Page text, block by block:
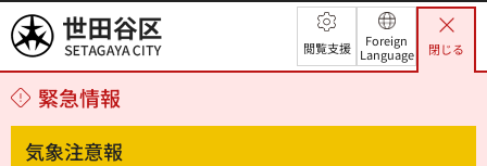
世田谷区 閲覧支援
Foreign
Language
閉じる
緊急情報
気象注意報